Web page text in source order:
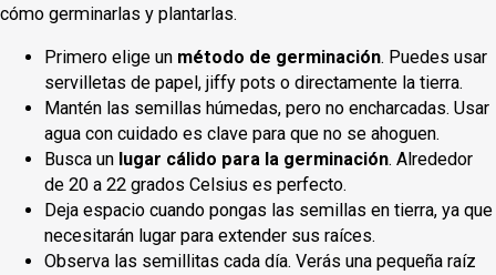
cómo germinarlas y plantarlas.
Primero elige un método de germinación. Puedes usar
servilletas de papel, jiffy pots o directamente la tierra.
Mantén las semillas húmedas, pero no encharcadas. Usar
agua con cuidado es clave para que no se ahoguen.
Busca un lugar cálido para la germinación. Alrededor
de 20 a 22 grados Celsius es perfecto.
Deja espacio cuando pongas las semillas en tierra, ya que
necesitarán lugar para extender sus raíces.
Observa las semillitas cada día. Verás una pequeña raíz